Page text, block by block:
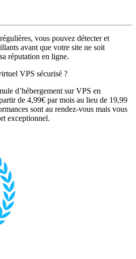
vous pouvez détecter et
avant que votre site ne soit
réputation en ligne.
VPS sécurisé ?
d’hébergement sur VPS en
de 4,99€ par mois au lieu de 19,99
sont au rendez-vous mais vous
exceptionnel.